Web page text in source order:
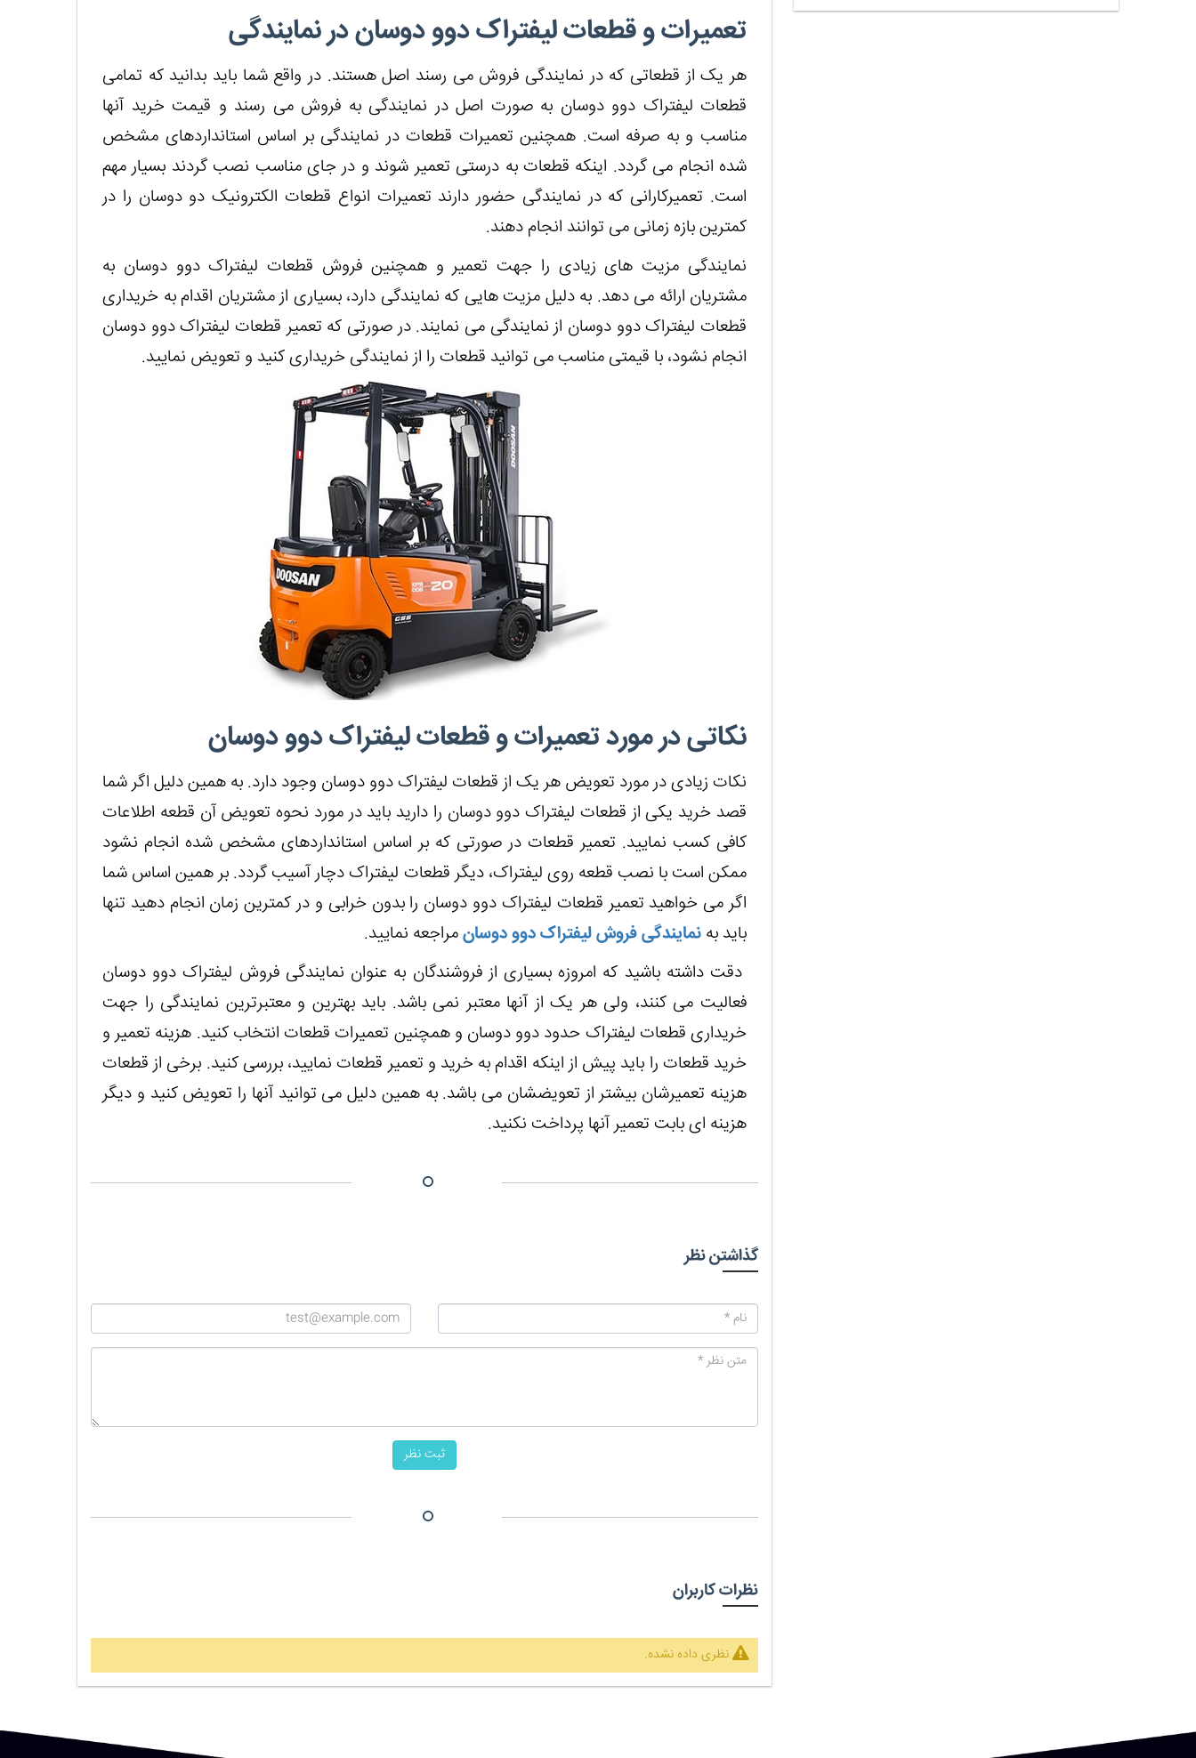
تعمیرات و قطعات لیفتراک دوو دوسان در نمایندگی
هر یک از قطعاتی که در نمایندگی فروش می ‌رسند اصل هستند. در واقع شما باید بدانید که تمامی
قطعات لیفتراک دوو دوسان به صورت اصل در نمایندگی به فروش می رسند و قیمت خرید آنها
مناسب و به صرفه است. همچنین تعمیرات قطعات در نمایندگی بر اساس استانداردهای مشخص
شده انجام می گردد. اینکه قطعات به درستی تعمیر شوند و در جای مناسب نصب گردند بسیار مهم
است. تعمیرکارانی که در نمایندگی حضور دارند تعمیرات انواع قطعات الکترونیک دو دوسان را در
کمترین بازه زمانی می ‌توانند انجام دهند.
نمایندگی مزیت‌ های زیادی را جهت تعمیر و همچنین فروش قطعات لیفتراک دوو دوسان به
مشتریان ارائه می دهد. به دلیل مزیت هایی که نمایندگی دارد، بسیاری از مشتریان اقدام به خریداری
قطعات لیفتراک دوو دوسان از نمایندگی می نمایند. در صورتی که تعمیر قطعات لیفتراک دوو دوسان
انجام نشود، با قیمتی مناسب می توانید قطعات را از نمایندگی خریداری کنید و تعویض نمایید.
نکاتی در مورد تعمیرات و قطعات لیفتراک دوو دوسان
نکات زیادی در مورد تعویض هر یک از قطعات لیفتراک دوو دوسان وجود دارد. به همین دلیل اگر شما
قصد خرید یکی از قطعات لیفتراک دوو دوسان را دارید باید در مورد نحوه تعویض آن قطعه اطلاعات
کافی کسب نمایید. تعمیر قطعات در صورتی که بر اساس استانداردهای مشخص شده انجام نشود
ممکن است با نصب قطعه روی لیفتراک، دیگر قطعات لیفتراک دچار آسیب گردد. بر همین اساس شما
اگر می خواهید تعمیر قطعات لیفتراک دوو دوسان را بدون خرابی و در کمترین زمان انجام دهید تنها
باید بهنمایندگی فروش لیفتراک دوو دوسانمراجعه نمایید.
دقت داشته باشید که امروزه بسیاری از فروشندگان به عنوان نمایندگی فروش لیفتراک دوو دوسان
فعالیت می‌ کنند، ولی هر یک از آنها معتبر نمی باشد. باید بهترین و معتبرترین نمایندگی را جهت
خریداری قطعات لیفتراک حدود دوو دوسان و همچنین تعمیرات قطعات انتخاب کنید. هزینه تعمیر و
خرید قطعات را باید پیش از اینکه اقدام به خرید و تعمیر قطعات نمایید، بررسی کنید. برخی از قطعات
هزینه تعمیرشان بیشتر از تعویضشان می باشد. به همین دلیل می توانید آنها را تعویض کنید و دیگر
هزینه ای بابت تعمیر آنها پرداخت نکنید.
گذاشتن نظر
ثبت نظر
نظرات کاربران
نظری داده نشده.